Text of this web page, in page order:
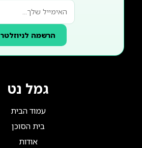
הרשמה לניוזלטר
גמל נט
עמוד הבית
בית הסוכן
אודות